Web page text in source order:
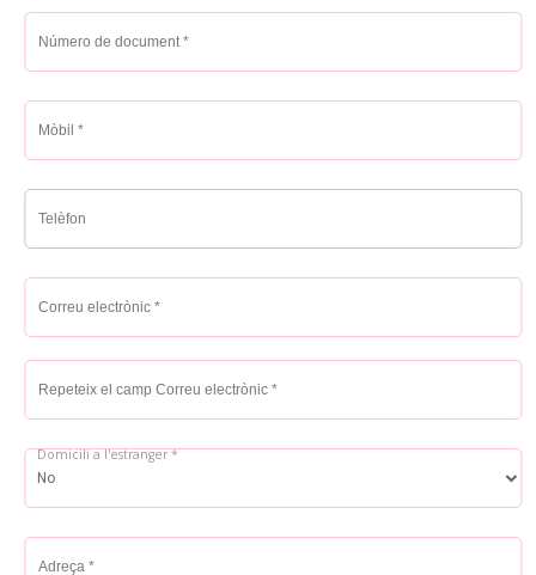
Número de document *
Mòbil *
Telèfon
Correu electrònic *
Repeteix el camp Correu electrònic
Domicili a l'estranger *
Adreça *